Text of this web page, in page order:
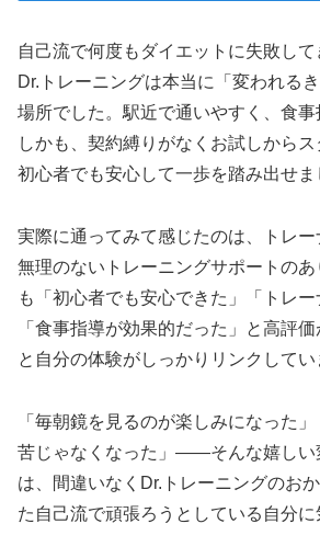
自己流で何度もダイエットに失敗して
Dr.トレーニングは本当に「変われる
場所でした。駅近で通いやすく、食事
しかも、契約縛りがなくお試しからス
初心者でも安心して一歩を踏み出せま
実際に通ってみて感じたのは、トレー
無理のないトレーニングサポートの
も「初心者でも安心できた」「トレー
「食事指導が効果的だった」と高評
と自分の体験がしっかりリンクしてい
「毎朝鏡を見るのが楽しみになった
苦じゃなくなった」——そんな嬉しい
は、間違いなくDr.トレーニングのお
た自己流で頑張ろうとしている自分